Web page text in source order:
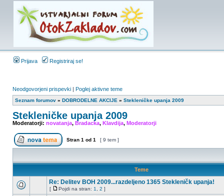
Prijava Registriraj se!
Neodgovorjeni prispevki | Poglej aktivne teme
Seznam forumov » DOBRODELNE AKCIJE » Stekleničke upanja 2009
Stekleničke upanja 2009
Moderatorji: novatanja, Bradacka, Klavdija, Moderatorji
Stran 1 od 1 [ 9 tem ]
Teme
Re: Delitev BOH 2009...razdeljeno 1365 Stekleničk upanja!
[ Pojdi na stran: 1 2 ]